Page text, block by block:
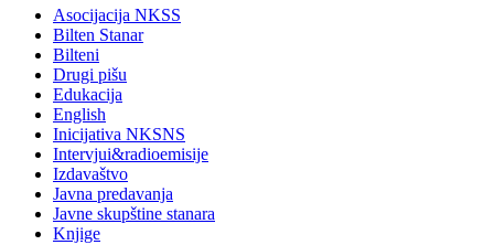
Asocijacija NKSS
Bilten Stanar
Bilteni
Drugi pišu
Edukacija
English
Inicijativa NKSNS
Intervjui&radioemisije
Izdavaštvo
Javna predavanja
Javne skupštine stanara
Knjige